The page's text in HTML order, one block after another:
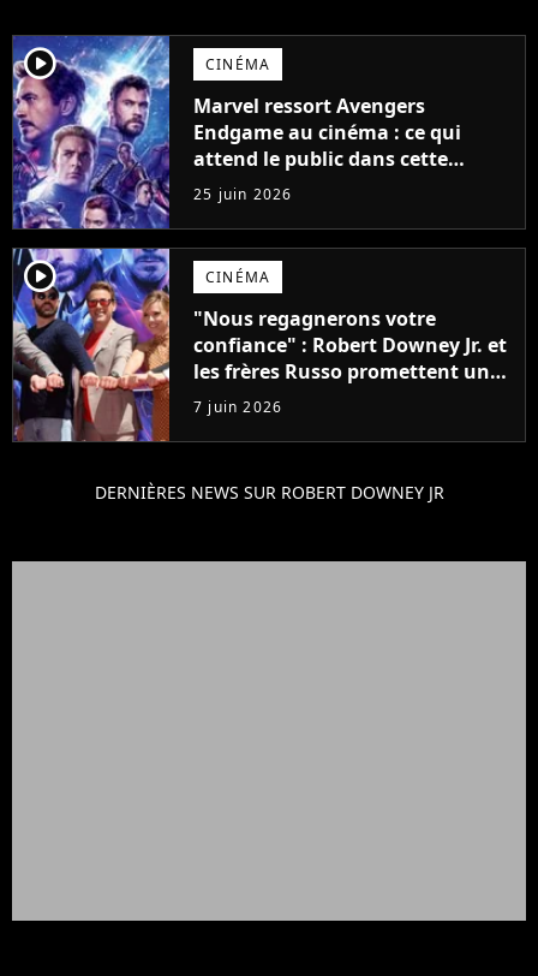
player2 CINÉMA
Marvel ressort Avengers
Endgame au cinéma : ce qui
attend le public dans cette
version premium ultime
25 juin 2026
player2 CINÉMA
"Nous regagnerons votre
confiance" : Robert Downey Jr. et
les frères Russo promettent une
révolution pour Avengers :
Doomsday
7 juin 2026
DERNIÈRES NEWS SUR ROBERT DOWNEY JR